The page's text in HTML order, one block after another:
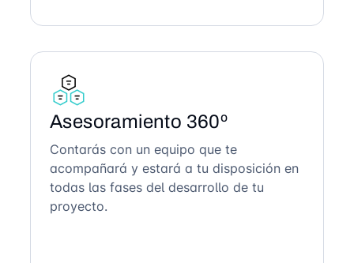
Asesoramiento 360º
Contarás con un equipo que te
acompañará y estará a tu disposición en
todas las fases del desarrollo de tu
proyecto.